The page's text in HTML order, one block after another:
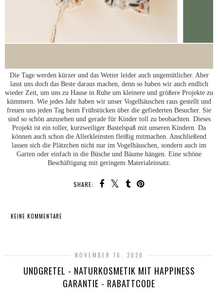
Die Tage werden kürzer und das Wetter leider auch ungemütlicher. Aber
lasst uns doch das Beste daraus machen, denn so haben wir auch endlich
wieder Zeit, um uns zu Hause in Ruhe um kleinere und größere Projekte zu
kümmern. Wie jedes Jahr haben wir unser Vogelhäuschen raus gestellt und
freuen uns jeden Tag beim Frühstücken über die gefiederten Besucher. Sie
sind so schön anzusehen und gerade für Kinder toll zu beobachten. Dieses
Projekt ist ein toller, kurzweiliger Bastelspaß mit unseren Kindern. Da
können auch schon die Allerkleinsten fleißig mitmachen. Anschließend
lassen sich die Plätzchen nicht nur im Vogelhäuschen, sondern auch im
Garten oder einfach in die Büsche und Bäume hängen. Eine schöne
Beschäftigung mit geringem Materialeinsatz.
SHARE:
KEINE KOMMENTARE
NOVEMBER 16, 2020
UNDGRETEL - NATURKOSMETIK MIT HAPPINESS
GARANTIE - RABATTCODE